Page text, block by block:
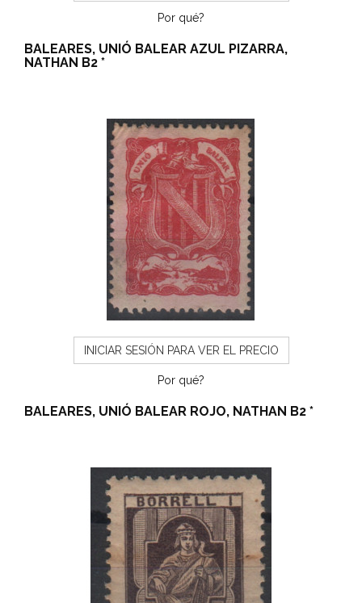
Por qué?
BALEARES, UNIÓ BALEAR AZUL PIZARRA,
NATHAN B2 *
INICIAR SESIÓN PARA VER EL PRECIO
Por qué?
BALEARES, UNIÓ BALEAR ROJO, NATHAN B2 *